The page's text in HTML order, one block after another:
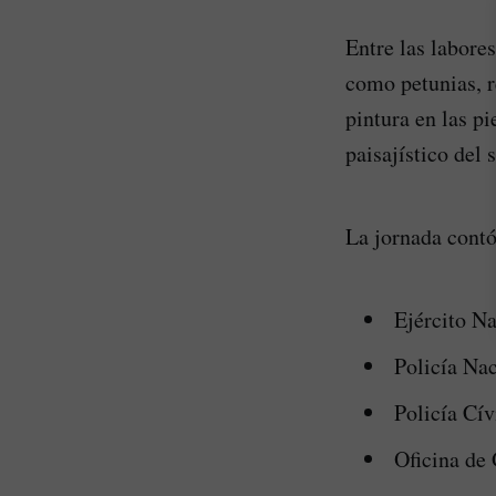
Entre las
como petunias,
pintura en las
paisajístico del
La jornada
Ejército
Policía
Policía
Oficina de